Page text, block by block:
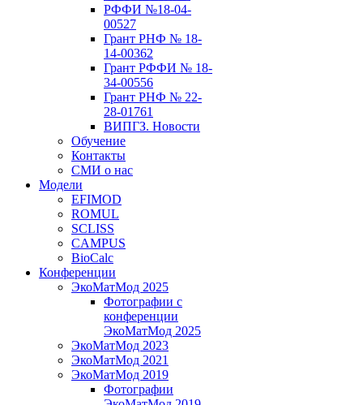
РФФИ №18-04-
00527
Грант РНФ № 18-
14-00362
Грант РФФИ № 18-
34-00556
Грант РНФ № 22-
28-01761
ВИПГЗ. Новости
Обучение
Контакты
СМИ о нас
Модели
EFIMOD
ROMUL
SCLISS
CAMPUS
BioCalc
Конференции
ЭкоМатМод 2025
Фотографии с
конференции
ЭкоМатМод 2025
ЭкоМатМод 2023
ЭкоМатМод 2021
ЭкоМатМод 2019
Фотографии